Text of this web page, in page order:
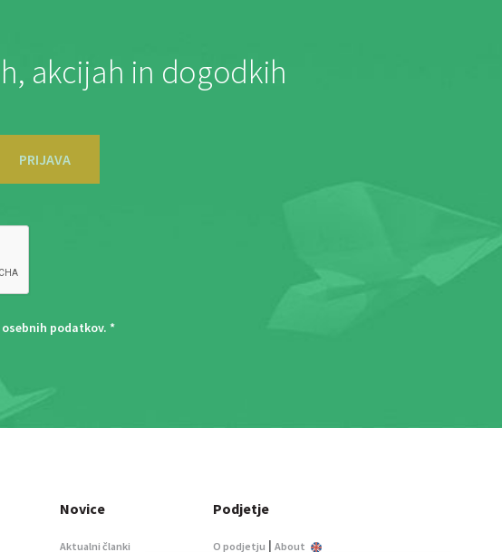
akcijah in dogodkih
PRIJAVA
podatkov. *
Novice
Aktualni članki
Podjetje
O podjetju | About